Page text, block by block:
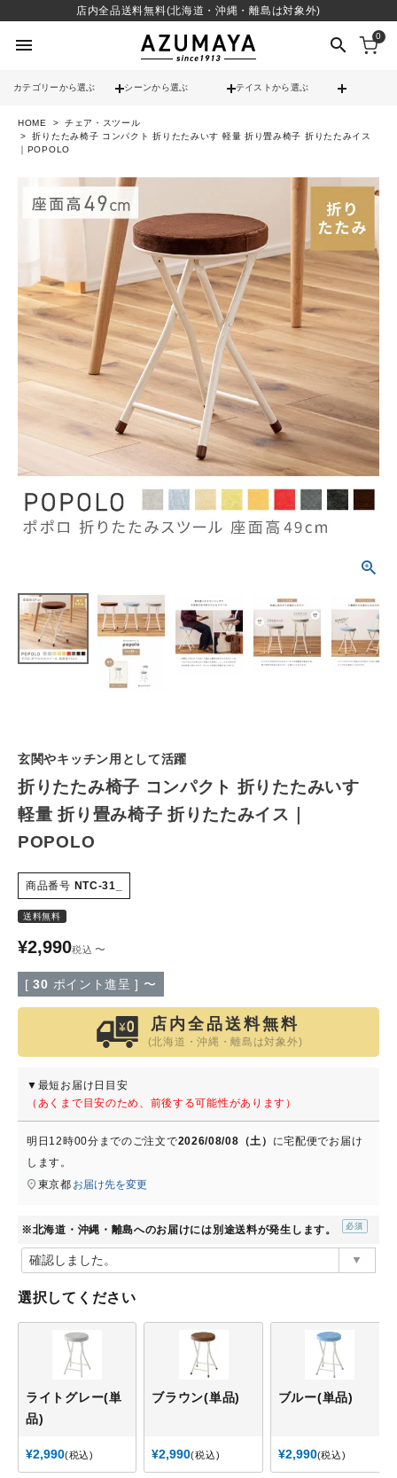
店内全品送料無料(北海道・沖縄・離島は対象外)
menu search 0
カテゴリーから選ぶ シーンから選ぶ テイストから選ぶ
check 送料無料
12時までのご注文で当日出荷
※営業日(平日)に限る
search
contact_supportよくある質問
call 052-241-3103
ACCOUNT MENU
ようこそ ゲスト 様
meeting_room ログイン person 会員登録
シーンから選ぶ
テイストから選ぶ
プライバシーポリシー
特定商取引法について
会社概要
よくある質問
大口注文窓口
HOME
チェア・スツール
折りたたみ椅子 コンパクト 折りたたみいす 軽量 折り畳み椅子 折りたたみイス
｜POPOLO
玄関やキッチン用として活躍
折りたたみ椅子 コンパクト 折りたたみいす
軽量 折り畳み椅子 折りたたみイス｜
POPOLO
商品番号 NTC-31_
送料無料
¥2,990税込 〜
[ 30 ポイント進呈 ] 〜
店内全品送料無料
(北海道・沖縄・離島は対象外)
▼最短お届け日目安
（あくまで目安のため、前後する可能性があります）
明日 12時00分 までのご注文で2026/08/08（土） に宅配便でお届け
します。
東京都 お届け先を変更
※北海道・沖縄・離島へのお届けには別途送料が発生します。
須)
選択してください
ライトグレー(単
品)
¥2,990 税込
ブラウン(単品)
¥2,990 税込
ブルー(単品)
¥2,990 税込